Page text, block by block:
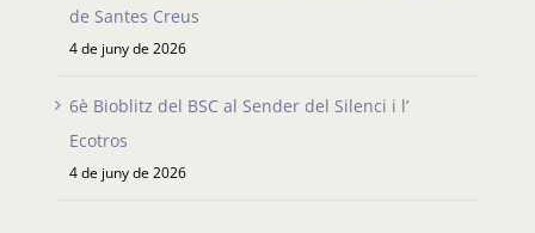
de Santes Creus
4 de juny de 2026
6è Bioblitz del BSC al Sender del Silenci i l’
Ecotros
4 de juny de 2026